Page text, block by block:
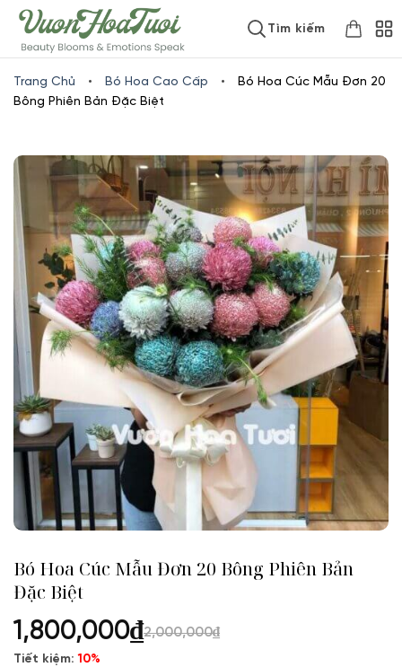
www.vuonhoatuoi.vnSkip
to
content
Tìm kiếm
Trang Chủ • Bó Hoa Cao Cấp •
Bó Hoa Cúc Mẫu Đơn 20
Bông Phiên Bản Đặc Biệt
Bó Hoa Cúc Mẫu Đơn 20 Bông Phiên Bản
Đặc Biệt
1,800,000₫2,000,000₫
Tiết kiệm:10%